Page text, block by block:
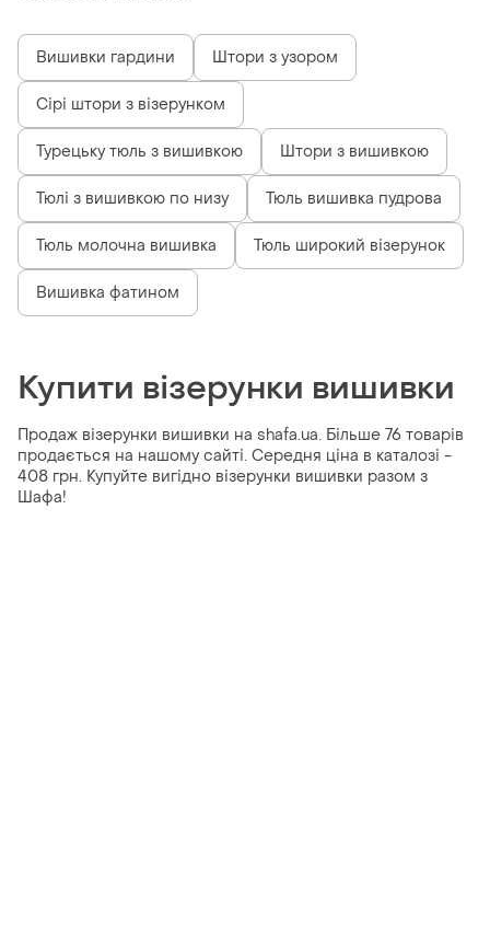
Вишивки гардини Штори з узором
Сірі штори з візерунком
Турецьку тюль з вишивкою Штори з вишивкою
Тюлі з вишивкою по низу Тюль вишивка пудрова
Тюль молочна вишивка Тюль широкий візерунок
Вишивка фатином
Купити візерунки вишивки
Продаж візерунки вишивки на shafa.ua. Більше 76 товарів
продається на нашому сайті. Середня ціна в каталозі -
408 грн. Купуйте вигідно візерунки вишивки разом з
Шафа!